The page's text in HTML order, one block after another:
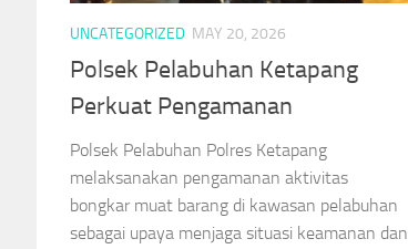
UNCATEGORIZED MAY 20, 2026
Polsek Pelabuhan Ketapang
Perkuat Pengamanan
Polsek Pelabuhan Polres Ketapang
melaksanakan pengamanan aktivitas
bongkar muat barang di kawasan pelabuhan
sebagai upaya menjaga situasi keamanan dan